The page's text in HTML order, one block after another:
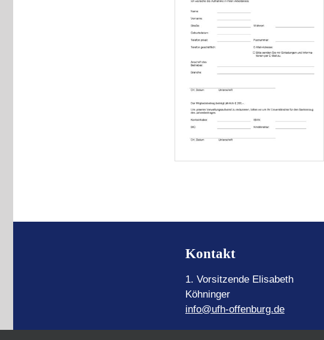
Kontakt
1. Vorsitzende Elisabeth
Köhninger
info@ufh-offenburg.de